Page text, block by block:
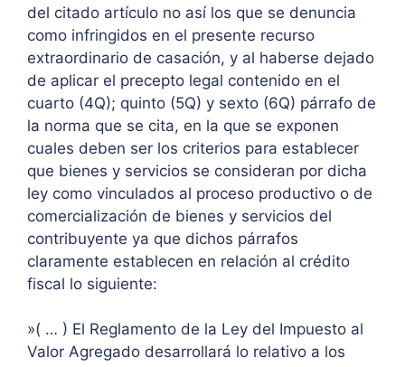
del citado artículo no así los que se denuncia
como infringidos en el presente recurso
extraordinario de casación, y al haberse dejado
de aplicar el precepto legal contenido en el
cuarto (4Q); quinto (5Q) y sexto (6Q) párrafo de
la norma que se cita, en la que se exponen
cuales deben ser los criterios para establecer
que bienes y servicios se consideran por dicha
ley como vinculados al proceso productivo o de
comercialización de bienes y servicios del
contribuyente ya que dichos párrafos
claramente establecen en relación al crédito
fiscal lo siguiente:
»( … ) El Reglamento de la Ley del Impuesto al
Valor Agregado desarrollará lo relativo a los